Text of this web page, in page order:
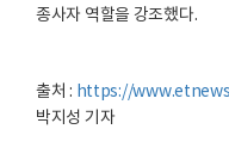
종사자 역할을 강조했다.
출처 : https://
박지성 기자